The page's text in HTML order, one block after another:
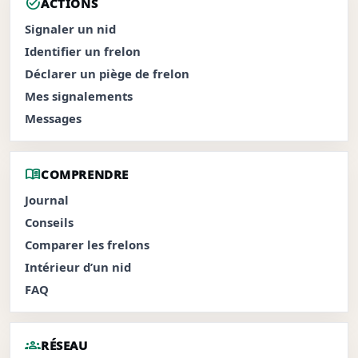
Signaler un nid
Identifier un frelon
Déclarer un piège de frelon
Mes signalements
Messages
menu_bookCOMPRENDRE
Journal
Conseils
Comparer les frelons
Intérieur d’un nid
FAQ
groupsRÉSEAU